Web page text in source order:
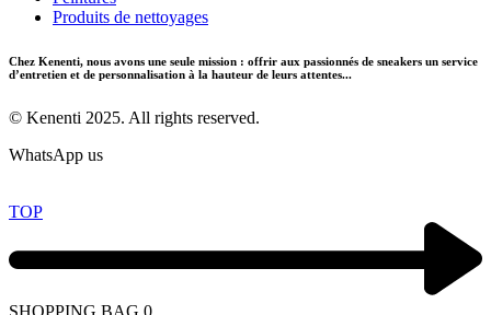
Produits de nettoyages
Chez Kenenti, nous avons une seule mission : offrir aux passionnés de sneakers un service
d’entretien et de personnalisation à la hauteur de leurs attentes...
© Kenenti 2025. All rights reserved.
WhatsApp us
TOP